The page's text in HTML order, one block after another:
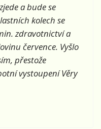
a bude se
kolech se
zdravotnictví a
července. Vyšlo
přestože
vystoupení Věry